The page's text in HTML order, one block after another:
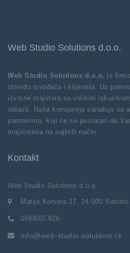
Web Studio Solutions d.o.o.
Web Studio Solutions d.o.o. je
između izvođača i klijenata. Uz
izvrsne majstore sa velikim
oblasti. Naša kompanija sarađuje sa
partnerima, koji će se postarati da
majstorima na najbrži način.
Kontakt
Web Studio Solutions d.o.o.
Matije Korvina 17, 24 000
069/607-926
info@web-studio-solutions.rs